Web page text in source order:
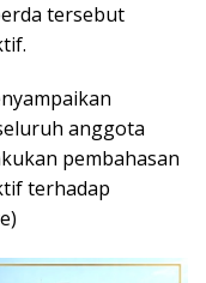
tersebut
anggota
pembahasan
terhadap